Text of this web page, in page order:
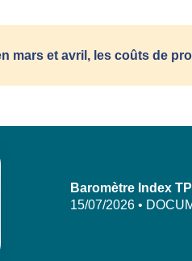
mars et avril, les coûts de
Baromètre Index
15/07/2026 •